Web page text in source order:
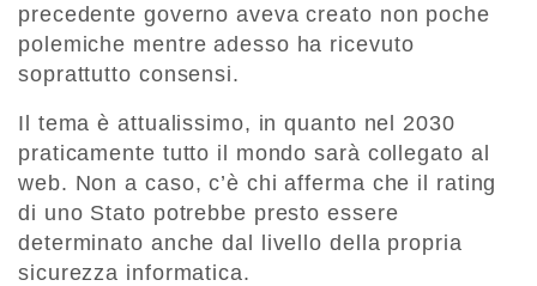
precedente governo aveva creato non poche
polemiche mentre adesso ha ricevuto
soprattutto consensi.
Il tema è attualissimo, in quanto nel 2030
praticamente tutto il mondo sarà collegato al
web. Non a caso, c’è chi afferma che il rating
di uno Stato potrebbe presto essere
determinato anche dal livello della propria
sicurezza informatica.